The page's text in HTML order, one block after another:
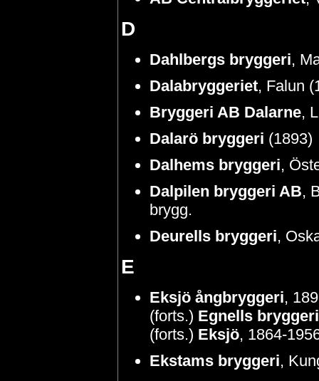
D
Dahlbergs bryggeri,
Dalabryggeriet, Falun
Bryggeri AB Dalarne,
Dalarö bryggeri (1893)
Dalhems bryggeri,
Dalpilen bryggeri AB,
brygg.
Deurells bryggeri,
E
Eksjö ångbryggeri,
(forts.) Egnells bryggeri
(forts.) Eksjö, 1864-
Ekstams bryggeri,